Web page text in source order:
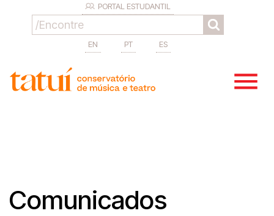
PORTAL ESTUDANTIL
EN PT ES
Comunicados